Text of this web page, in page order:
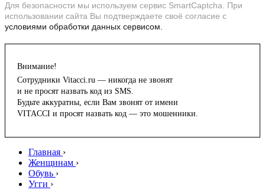
Для безопасности мы используем сервис SmartCaptcha. При
использовании сайта Вы подтверждаете своё согласие с
условиями обработки данных сервисом.
Внимание!
Сотрудники Vitacci.ru — никогда не звонят
и не просят назвать код из SMS.
Будьте аккуратны, если Вам звонят от имени
VITACCI и просят назвать код — это мошенники.
Главная ›
Женщинам ›
Обувь ›
Угги ›